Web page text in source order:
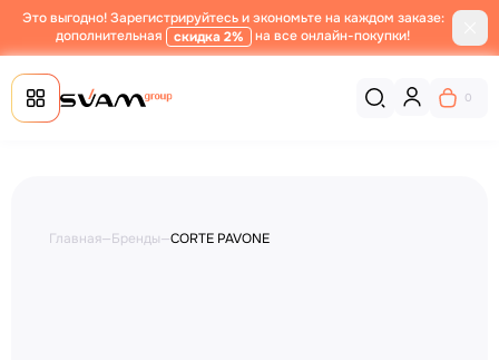
Это выгодно! Зарегистрируйтесь и экономьте на каждом заказе:
дополнительная
скидка 2% на все онлайн-покупки!
0
Главная—Бренды—CORTE PAVONE